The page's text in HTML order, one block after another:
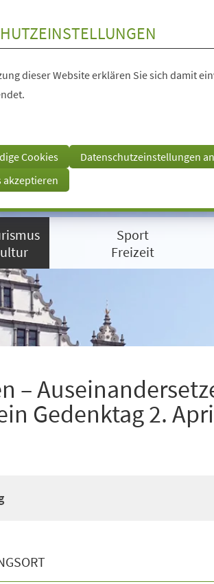
dieser Website erklären Sie sich damit
Cookies
Datenschutzeinstellungen
akzeptieren
Sport
Freizeit
–
Gedenktag 2.